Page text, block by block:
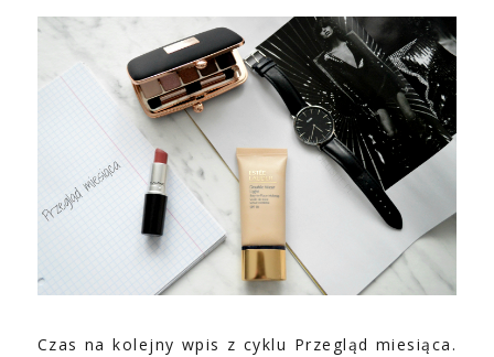
Czas na kolejny wpis z cyklu Przegląd miesiąca.